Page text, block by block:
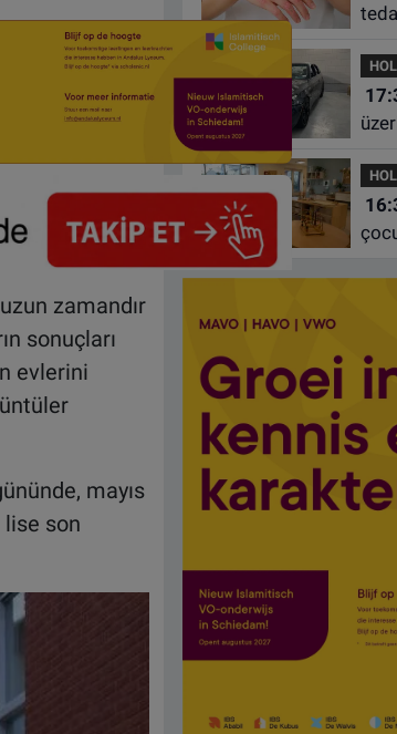
zamandır
sonuçları
evlerini
mayıs
lise son